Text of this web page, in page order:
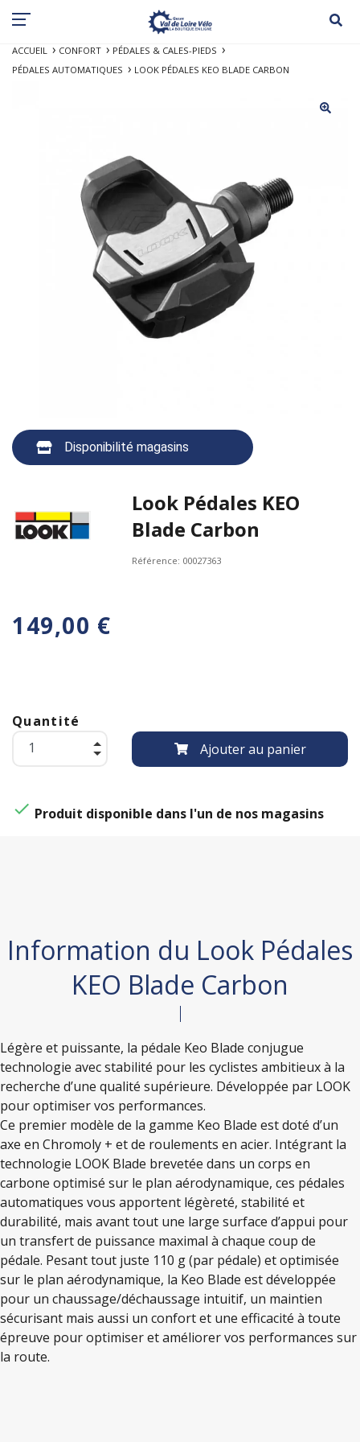
ACCUEIL CONFORT
PÉDALES & CALES-PIEDS
PÉDALES AUTOMATIQUES
LOOK PÉDALES KEO BLADE CARBON
Disponibilité magasins
Look Pédales KEO
Blade Carbon
Référence: 00027363
149,00 €
Quantité
Ajouter au panier
 Produit disponible dans l'un de nos magasins
Information du Look Pédales
KEO Blade Carbon
Légère et puissante, la pédale Keo Blade conjugue
technologie avec stabilité pour les cyclistes ambitieux à la
recherche d’une qualité supérieure. Développée par LOOK
pour optimiser vos performances.
Ce premier modèle de la gamme Keo Blade est doté d’un
axe en Chromoly + et de roulements en acier. Intégrant la
technologie LOOK Blade brevetée dans un corps en
carbone optimisé sur le plan aérodynamique, ces pédales
automatiques vous apportent légèreté, stabilité et
durabilité, mais avant tout une large surface d’appui pour
un transfert de puissance maximal à chaque coup de
pédale. Pesant tout juste 110 g (par pédale) et optimisée
sur le plan aérodynamique, la Keo Blade est développée
pour un chaussage/déchaussage intuitif, un maintien
sécurisant mais aussi un confort et une efficacité à toute
épreuve pour optimiser et améliorer vos performances sur
la route.